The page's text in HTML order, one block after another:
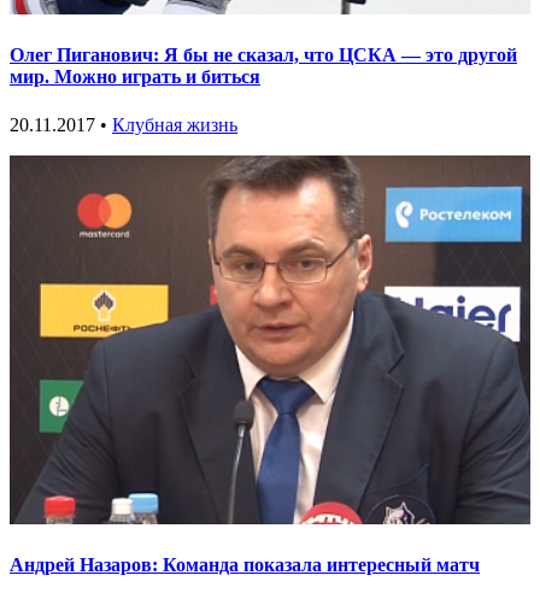
Олег Пиганович: Я бы не сказал, что ЦСКА — это другой
мир. Можно играть и биться
20.11.2017 • Клубная жизнь
Андрей Назаров: Команда показала интересный матч